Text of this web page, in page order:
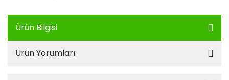
Ürün Bilgisi
Ürün Yorumları